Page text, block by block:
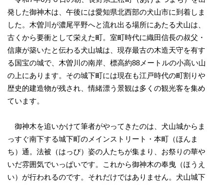
発した御神木は、午後には愛知県北西部の犬山市に到着しま
した。木曽川が濃尾平野へと流れ出る場所にあたる犬山は、
古くから要衝として栄えた町。室町時代に織田信長の叔父・
信康が築いたと伝わる犬山城は、現存最古の木造天守を有す
る国宝の城で、木曽川の南岸、標高約88メートルの小高い山
の上にあります。その城下町には現在も江戸時代の町割りや
歴史的建造物が残され、情緒漂う景観は多くの観光客を集め
ています。
御神木を追いかけて筆者がやってきたのは、犬山城からま
っすぐ南下する城下町のメインストリート・本町（ほんま
ち）通。法被（はっぴ）姿の人たちが集まり、お祭りの華や
いだ雰囲気でいっぱいです。これから御神木の奉曳（ほうえ
い）が行われるのです。それだけではありません。犬山城下